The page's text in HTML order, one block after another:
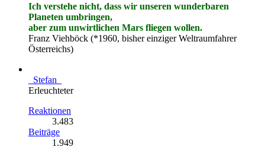
Ich verstehe nicht, dass wir unseren wunderbaren
Planeten umbringen,
aber zum unwirtlichen Mars fliegen wollen.
Franz Viehböck (*1960, bisher einziger Weltraumfahrer
Österreichs)
_Stefan_
Erleuchteter
Reaktionen
3.483
Beiträge
1.949